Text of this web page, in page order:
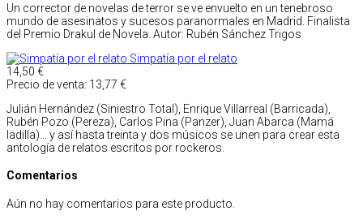
Un corrector de novelas de terror se ve envuelto en un tenebroso
mundo de asesinatos y sucesos paranormales en Madrid. Finalista
del Premio Drakul de Novela. Autor: Rubén Sánchez Trigos
Simpatía por el relato
14,50 €
Precio de venta: 13,77 €
Julián Hernández (Siniestro Total), Enrique Villarreal (Barricada),
Rubén Pozo (Pereza), Carlos Pina (Panzer), Juan Abarca (Mamá
ladilla)... y así hasta treinta y dos músicos se unen para crear esta
antología de relatos escritos por rockeros.
Comentarios
Aún no hay comentarios para este producto.